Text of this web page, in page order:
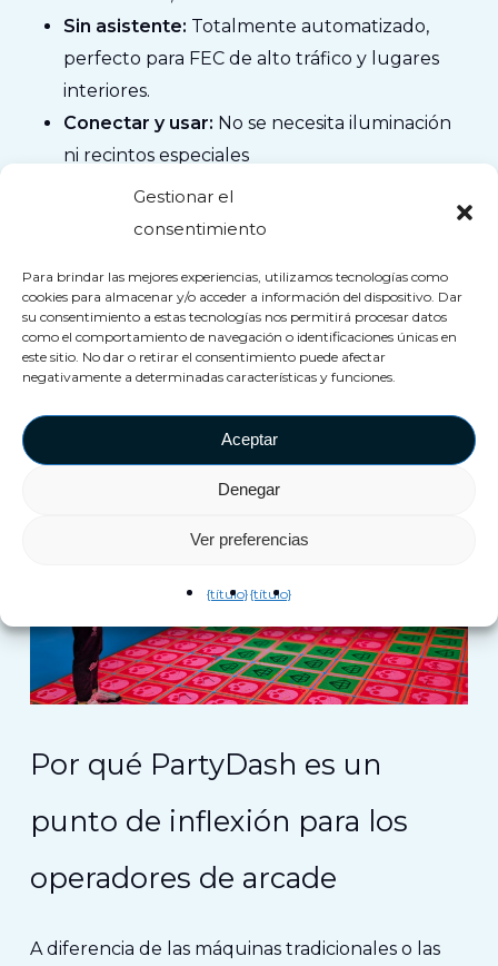
Gestionar el
consentimiento
Para brindar las mejores experiencias, utilizamos tecnologías como
cookies para almacenar y/o acceder a información del dispositivo. Dar
su consentimiento a estas tecnologías nos permitirá procesar datos
como el comportamiento de navegación o identificaciones únicas en
este sitio. No dar o retirar el consentimiento puede afectar
negativamente a determinadas características y funciones.
Aceptar
Denegar
Ver preferencias
{título}{título}
Sin asistente: Totalmente automatizado,
perfecto para FEC de alto tráfico y lugares
interiores.
Conectar y usar: No se necesita iluminación
ni recintos especiales
Especificaciones que se ajustan a:
requiere 3,3 mx, 2,8 mx y 3,1 m. Ethernet.
Ya sea en un centro familiar interior o en
cualquier tipo de lugar,Fiesta DashNo solo
atrae multitudes, sino que las mantiene
comprometidas..
Por qué PartyDash es un
punto de inflexión para los
operadores de arcade
A diferencia de las máquinas tradicionales o las